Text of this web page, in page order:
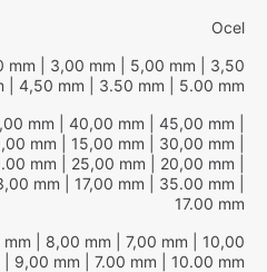
Ocel
mm | 3,00 mm | 5,00 mm | 3,50
| 4,50 mm | 3.50 mm | 5.00 mm
mm | 40,00 mm | 45,00 mm
mm | 15,00 mm | 30,00 mm
mm | 25,00 mm | 20,00 mm
mm | 17,00 mm | 35.00 mm
17.00 mm
mm | 8,00 mm | 7,00 mm | 10,00
| 9,00 mm | 7.00 mm | 10.00 mm